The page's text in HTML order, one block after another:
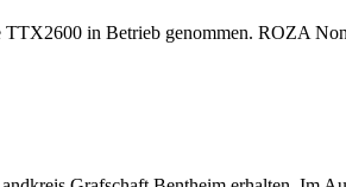
in Betrieb genommen. ROZA